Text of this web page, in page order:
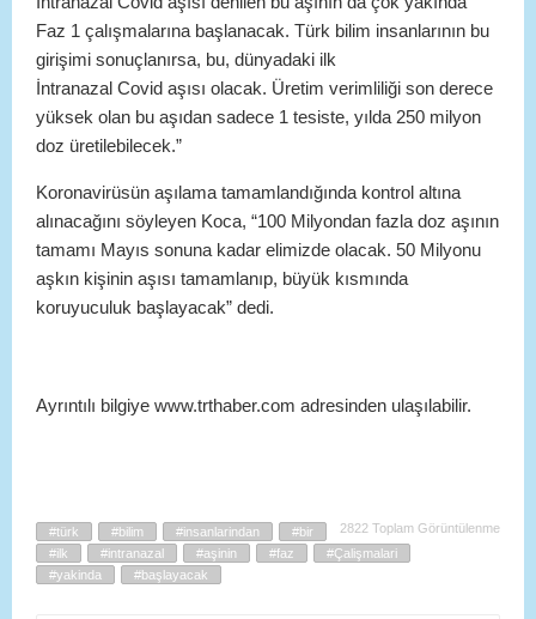
Faz 1 çalışmalarına başlanacak. Türk bilim insanlarının bu
girişimi sonuçlanırsa, bu, dünyadaki ilk
İntranazal Covid aşısı olacak. Üretim verimliliği son derece
yüksek olan bu aşıdan sadece 1 tesiste, yılda 250 milyon
doz üretilebilecek.”
Koronavirüsün aşılama tamamlandığında kontrol altına
alınacağını söyleyen Koca, “100 Milyondan fazla doz aşının
tamamı Mayıs sonuna kadar elimizde olacak. 50 Milyonu
aşkın kişinin aşısı tamamlanıp, büyük kısmında
koruyuculuk başlayacak” dedi.
Ayrıntılı bilgiye www.trthaber.com adresinden ulaşılabilir.
2822 Toplam Görüntülenme
#türk #bilim #insanlarindan
#bir
#ilk
#intranazal #aşinin #faz
#Çalişmalari
#yakinda
#başlayacak